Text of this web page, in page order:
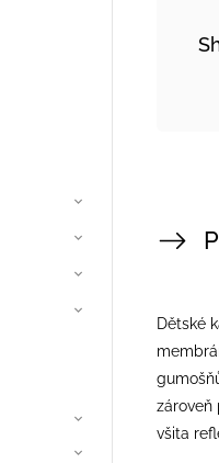
Dětské
zároveň
všita